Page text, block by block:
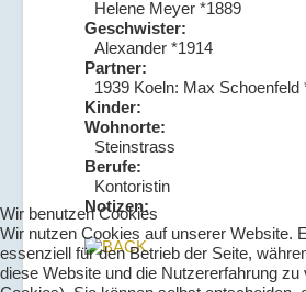
Helene Meyer *1889
Geschwister:
Alexander *1914
Partner:
1939 Koeln: Max Schoenfeld
Kinder:
Wohnorte:
Steinstrass
Berufe:
Kontoristin
Notizen:
Wir benutzen Cookies
Wir nutzen Cookies auf unserer Website.
essenziell für den Betrieb der Seite,
diese Website und die Nutzererfahrung